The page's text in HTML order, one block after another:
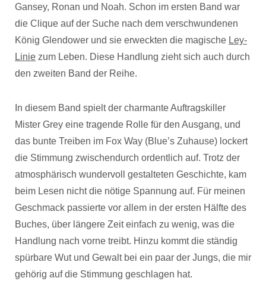
Gansey, Ronan und Noah. Schon im ersten Band war
die Clique auf der Suche nach dem verschwundenen
König Glendower und sie erweckten die magische Ley-
Linie zum Leben. Diese Handlung zieht sich auch durch
den zweiten Band der Reihe.
In diesem Band spielt der charmante Auftragskiller
Mister Grey eine tragende Rolle für den Ausgang, und
das bunte Treiben im Fox Way (Blue’s Zuhause) lockert
die Stimmung zwischendurch ordentlich auf. Trotz der
atmosphärisch wundervoll gestalteten Geschichte, kam
beim Lesen nicht die nötige Spannung auf. Für meinen
Geschmack passierte vor allem in der ersten Hälfte des
Buches, über längere Zeit einfach zu wenig, was die
Handlung nach vorne treibt. Hinzu kommt die ständig
spürbare Wut und Gewalt bei ein paar der Jungs, die mir
gehörig auf die Stimmung geschlagen hat.